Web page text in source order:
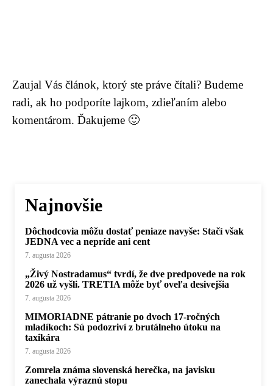
Zaujal Vás článok, ktorý ste práve čítali? Budeme
radi, ak ho podporíte lajkom, zdieľaním alebo
komentárom. Ďakujeme 🙂
Najnovšie
Dôchodcovia môžu dostať peniaze navyše: Stačí však
JEDNA vec a nepríde ani cent
7. augusta 2026
„Živý Nostradamus“ tvrdí, že dve predpovede na rok
2026 už vyšli. TRETIA môže byť oveľa desivejšia
7. augusta 2026
MIMORIADNE pátranie po dvoch 17-ročných
mladíkoch: Sú podozriví z brutálneho útoku na
taxikára
7. augusta 2026
Zomrela známa slovenská herečka, na javisku
zanechala výraznú stopu